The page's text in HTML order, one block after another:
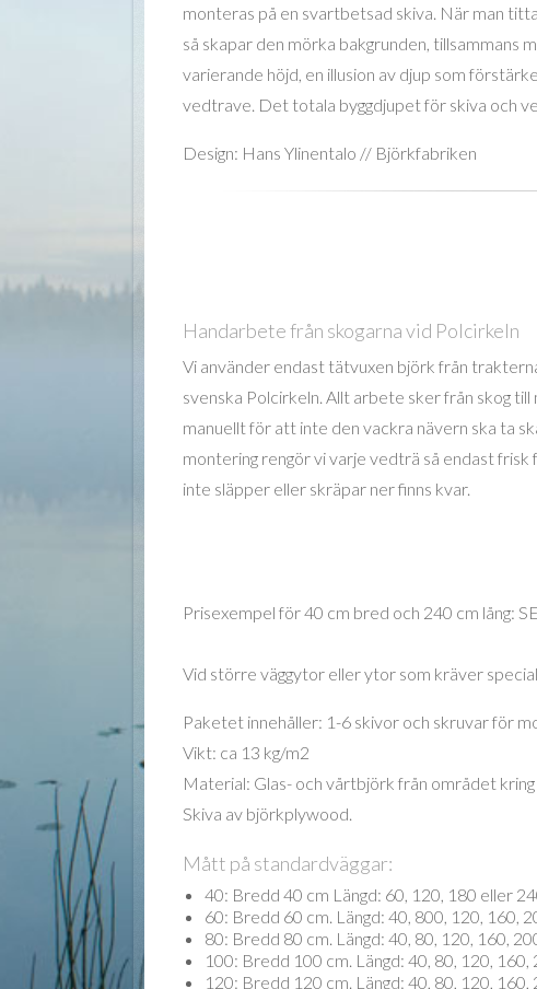
monteras på en svartbetsad skiva. När man
så skapar den mörka bakgrunden, tillsammans
varierande höjd, en illusion av djup som
vedtrave. Det totala byggdjupet för skiva och
Design: Hans Ylinentalo // Björkfabriken
Handarbete från skogarna vid Polcirkeln
Vi använder endast tätvuxen björk från
svenska Polcirkeln. Allt arbete sker från skog
manuellt för att inte den vackra nävern ska ta
montering rengör vi varje vedträ så endast frisk
inte släpper eller skräpar ner finns kvar.
Prisexempel för 40 cm bred och 240 cm lång:
Vid större väggytor eller ytor som kräver
Paketet innehåller: 1-6 skivor och skruvar för
Vikt: ca 13 kg/m2
Material: Glas- och vårtbjörk från området kring
Skiva av björkplywood.
Mått på standardväggar:
40: Bredd 40 cm Längd: 60, 120, 180 eller
60: Bredd 60 cm. Längd: 40, 800, 120, 160,
80: Bredd 80 cm. Längd: 40, 80, 120, 160,
100: Bredd 100 cm. Längd: 40, 80, 120, 160,
120: Bredd 120 cm. Längd: 40, 80, 120, 160,